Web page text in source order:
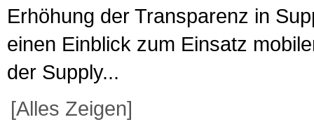
Erhöhung der Transparenz in
einen Einblick zum Einsatz
der Supply...
[Alles Zeigen]